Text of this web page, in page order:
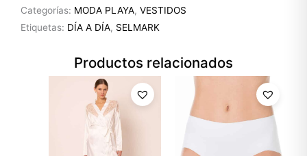
Categorías: MODA PLAYA, VESTIDOS
Etiquetas: DÍA A DÍA, SELMARK
Productos relacionados